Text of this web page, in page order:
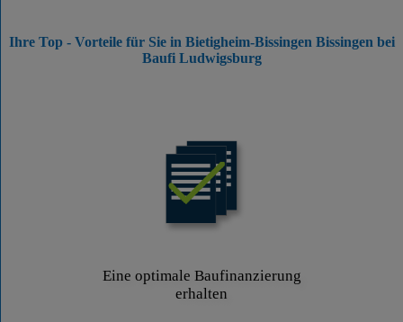
Ihre Top - Vorteile für Sie in Bietigheim-Bissingen Bissingen bei
Baufi Ludwigsburg
Eine optimale Baufinanzierung
erhalten